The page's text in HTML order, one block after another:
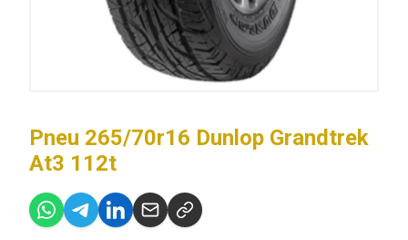
Pneu 265/70r16 Dunlop Grandtrek
At3 112t